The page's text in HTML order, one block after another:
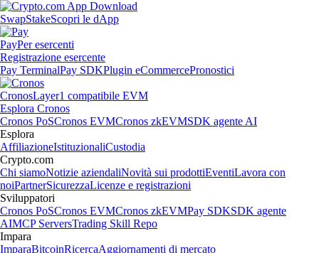
SwapStakeScopri le dApp
PayPer esercenti
Registrazione esercente
Pay TerminalPay SDKPlugin eCommercePronostici
CronosLayer1 compatibile EVM
Esplora Cronos
Cronos PoSCronos EVMCronos zkEVMSDK agente AI
Esplora
AffiliazioneIstituzionaliCustodia
Crypto.com
Chi siamoNotizie aziendaliNovità sui prodottiEventiLavora con
noiPartnerSicurezzaLicenze e registrazioni
Sviluppatori
Cronos PoSCronos EVMCronos zkEVMPay SDKSDK agente
AIMCP ServersTrading Skill Repo
Impara
ImparaBitcoinRicercaAggiornamenti di mercato